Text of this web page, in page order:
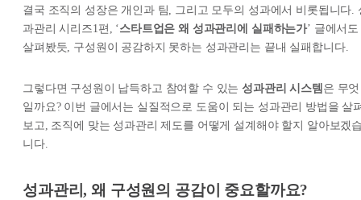
결국 조직의 성장은 개인과 팀, 그리고 모두의 성과에서 비롯됩니다.
과관리 시리즈1편, ‘스타트업은 왜 성과관리에 실패하는가’ 글에서도
살펴봤듯, 구성원이 공감하지 못하는 성과관리는 끝내 실패합니다.
그렇다면 구성원이 납득하고 참여할 수 있는성과관리 시스템 은 무엇
일까요? 이번 글에서는 실질적으로 도움이 되는 성과관리 방법을 살
보고, 조직에 맞는 성과관리 제도를 어떻게 설계해야 할지 알아보겠
니다.
성과관리, 왜 구성원의 공감이 중요할까요?